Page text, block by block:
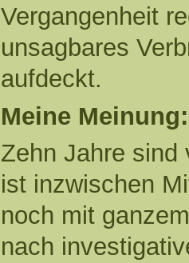
Vergangenheit
unsagbares
aufdeckt.
Meine Meinung:
Zehn Jahre sind
ist inzwischen
noch mit
nach